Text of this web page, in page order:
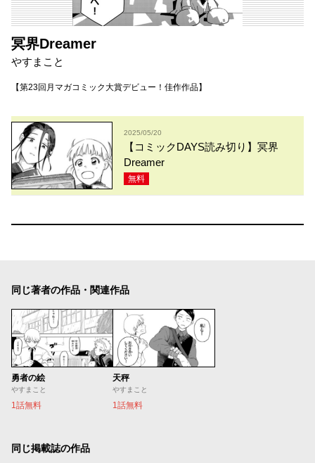
冥界Dreamer
やすまこと
【第23回月マガコミック大賞デビュー！佳作作品】
2025/05/20
【コミックDAYS読み切り】冥界
Dreamer
無料
同じ著者の作品・関連作品
勇者の絵
やすまこと
1話無料
天秤
やすまこと
1話無料
同じ掲載誌の作品